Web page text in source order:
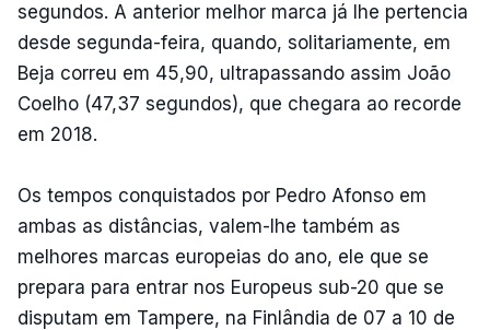
segundos. A anterior melhor marca já lhe pertencia
desde segunda-feira, quando, solitariamente, em
Beja correu em 45,90, ultrapassando assim João
Coelho (47,37 segundos), que chegara ao recorde
em 2018.
Os tempos conquistados por Pedro Afonso em
ambas as distâncias, valem-lhe também as
melhores marcas europeias do ano, ele que se
prepara para entrar nos Europeus sub-20 que se
disputam em Tampere, na Finlândia de 07 a 10 de